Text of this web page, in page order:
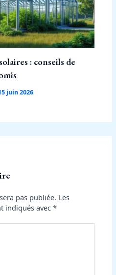
: conseils de
juin 2026
pas publiée. Les
indiqués avec*